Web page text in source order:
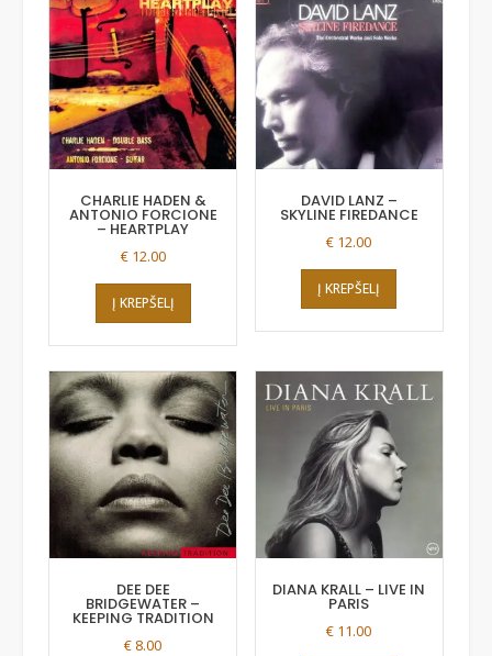
CHARLIE HADEN &
ANTONIO FORCIONE
– HEARTPLAY
€ 12.00
Į KREPŠELĮ
DAVID LANZ –
SKYLINE FIREDANCE
€ 12.00
Į KREPŠELĮ
DEE DEE
BRIDGEWATER –
KEEPING TRADITION
€ 8.00
DIANA KRALL – LIVE IN
PARIS
€ 11.00